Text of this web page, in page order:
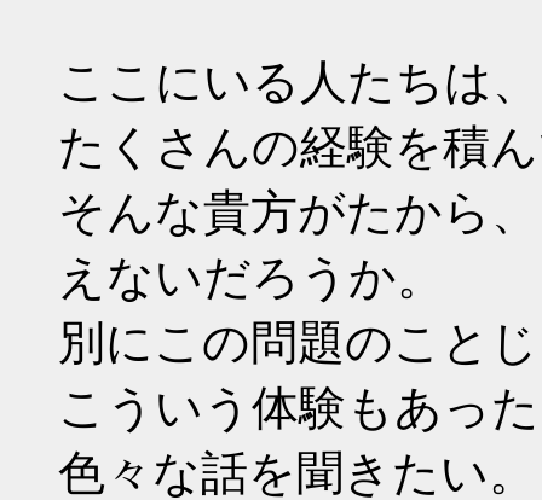
ここにいる人たちは
たくさんの経験を積
そんな貴方がたから
えないだろうか。
別にこの問題のこと
こういう体験もあっ
色々な話を聞きたい。